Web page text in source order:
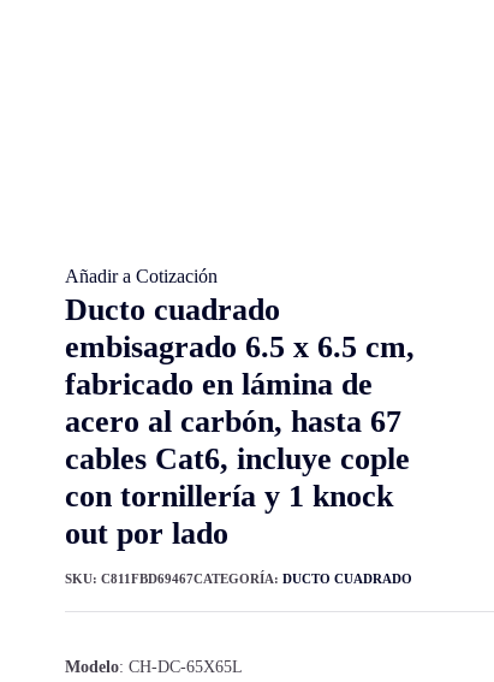
Ducto cuadrado
embisagrado 6.5 x 6.5 cm,
fabricado en lámina de
acero al carbón, hasta 67
cables Cat6, incluye cople
con tornillería y 1 knock
out por lado
Modelo: CH-DC-65X65L
Añadir a Cotización
SKU: C811FBD69467CATEGORÍA: DUCTO CUADRADO